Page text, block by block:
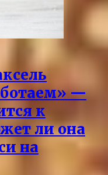
—
к
ли она
на